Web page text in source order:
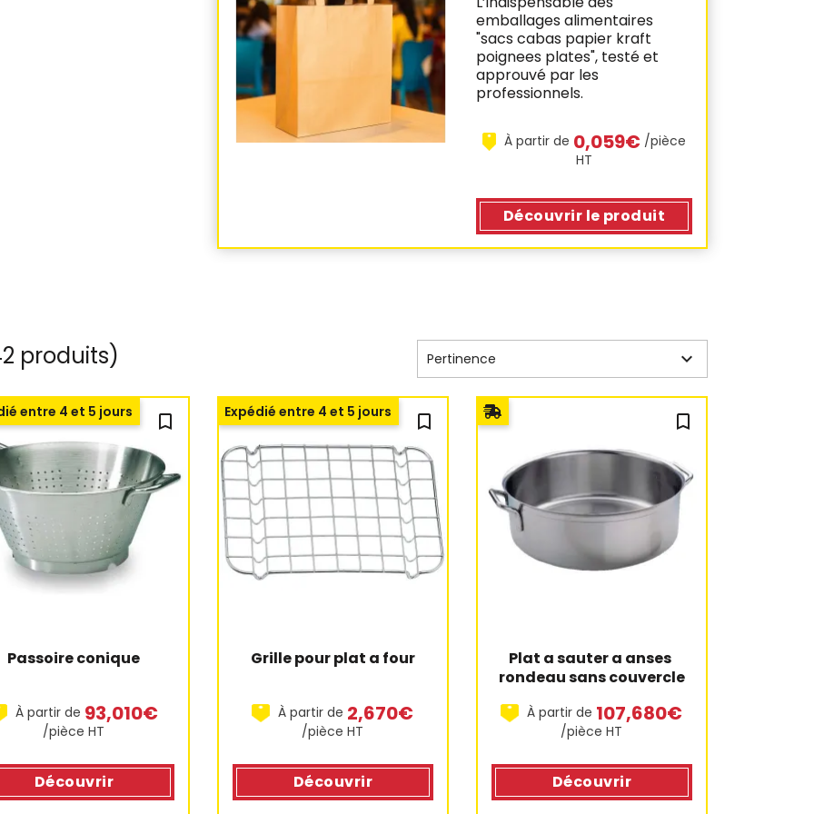
emballages alimentaires
"sacs cabas papier kraft
poignees plates", testé et
approuvé par les
professionnels.
À partir de 0,059€ /pièce
HT
Découvrir le produit
produits) Pertinence 
bookmark_outline
Passoire conique
À partir de 93,010€
/pièce HT
entre 4 et 5 jours
Découvrir
bookmark_outline
Grille pour plat a four
À partir de 2,670€
/pièce HT
Expédié entre 4 et 5 jours
Découvrir
bookmark_outline
Plat a sauter a anses
rondeau sans couvercle
À partir de 107,680€
/pièce HT
Découvrir